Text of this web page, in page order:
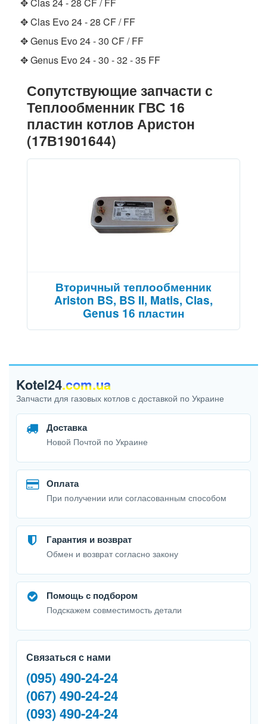
✥ Clas 24 - 28 CF / FF
✥ Clas Evo 24 - 28 CF / FF
✥ Genus Evo 24 - 30 CF / FF
✥ Genus Evo 24 - 30 - 32 - 35 FF
Сопутствующие запчасти с
Теплообменник ГВС 16
пластин котлов Аристон
(17В1901644)
Вторичный теплообменник
Ariston BS, BS II, Matis, Clas,
Genus 16 пластин
Kotel24.com.ua
Запчасти для газовых котлов с доставкой по Украине
Доставка
Новой Почтой по Украине
Оплата
При получении или согласованным способом
Гарантия и возврат
Обмен и возврат согласно закону
Помощь с подбором
Подскажем совместимость детали
Связаться с нами
(095) 490-24-24
(067) 490-24-24
(093) 490-24-24